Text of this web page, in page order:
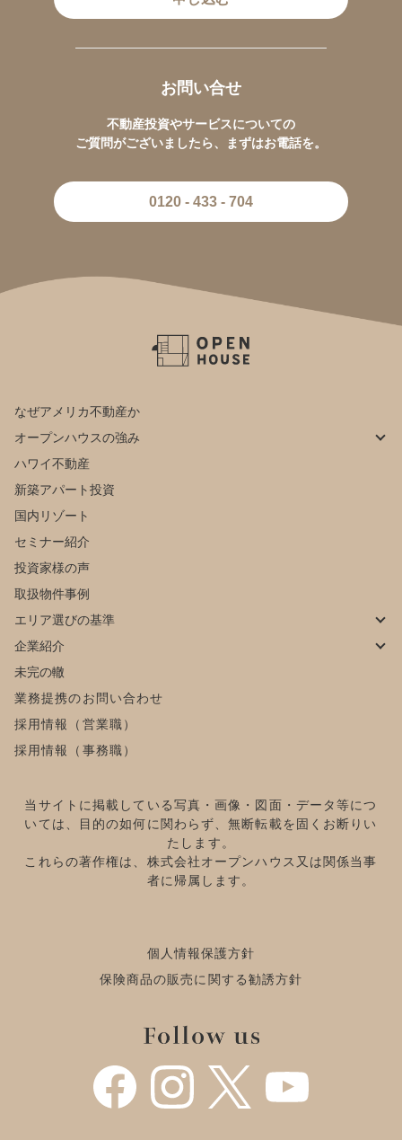
お問い合せ
不動産投資やサービスについての
ご質問がございましたら、まずはお電話を。
0120 - 433 - 704
なぜアメリカ不動産か
オープンハウスの強み
ハワイ不動産
新築アパート投資
国内リゾート
セミナー紹介
投資家様の声
取扱物件事例
エリア選びの基準
企業紹介
未完の轍
業務提携のお問い合わせ
採用情報（営業職）
採用情報（事務職）
当サイトに掲載している写真・画像・図面・データ等につ
いては、目的の如何に関わらず、無断転載を固くお断りい
たします。
これらの著作権は、株式会社オープンハウス又は関係当事
者に帰属します。
個人情報保護方針
保険商品の販売に関する勧誘方針